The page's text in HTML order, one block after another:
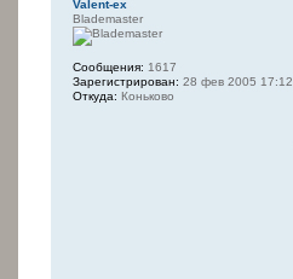
Valent-ex
Blademaster
Сообщения: 1617
Зарегистрирован: 28 фев 2005 17:12
Откуда: Коньково